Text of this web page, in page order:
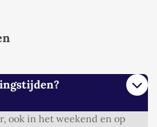
ook in het weekend en op